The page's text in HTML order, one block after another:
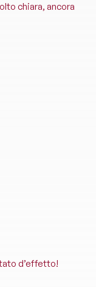
chiara, ancora
d’effetto!